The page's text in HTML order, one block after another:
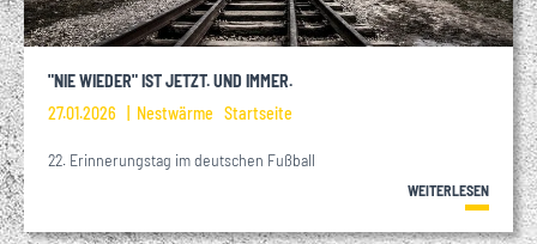
"NIE WIEDER" IST JETZT. UND IMMER.
27.01.2026
Nestwärme Startseite
22. Erinnerungstag im deutschen Fußball
WEITERLESEN